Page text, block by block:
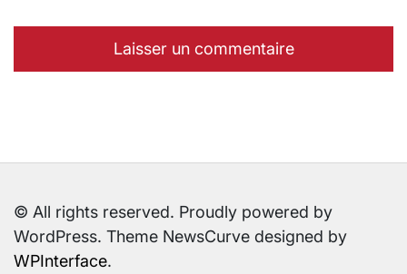
© All rights reserved. Proudly powered by
WordPress. Theme NewsCurve designed by
WPInterface.